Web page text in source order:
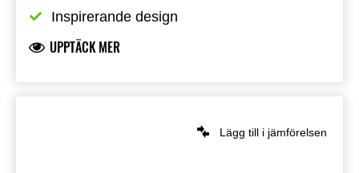
Inspirerande design
UPPTÄCK MER
Lägg till i jämförelsen